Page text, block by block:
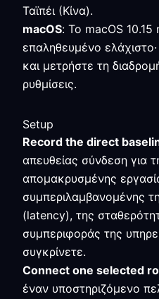
Ταϊπέι (Κίνα).
macOS: Το macOS 10.15
επαληθευμένο
και μετρήστε τη
ρυθμίσεις.
Setup
Record the direct
απευθείας σύνδεση για
απομακρυσμένης
συμπεριλαμβανομένης
(latency), της
συμπεριφοράς της
συγκρίνετε.
Connect one selected
έναν υποστηριζόμενο